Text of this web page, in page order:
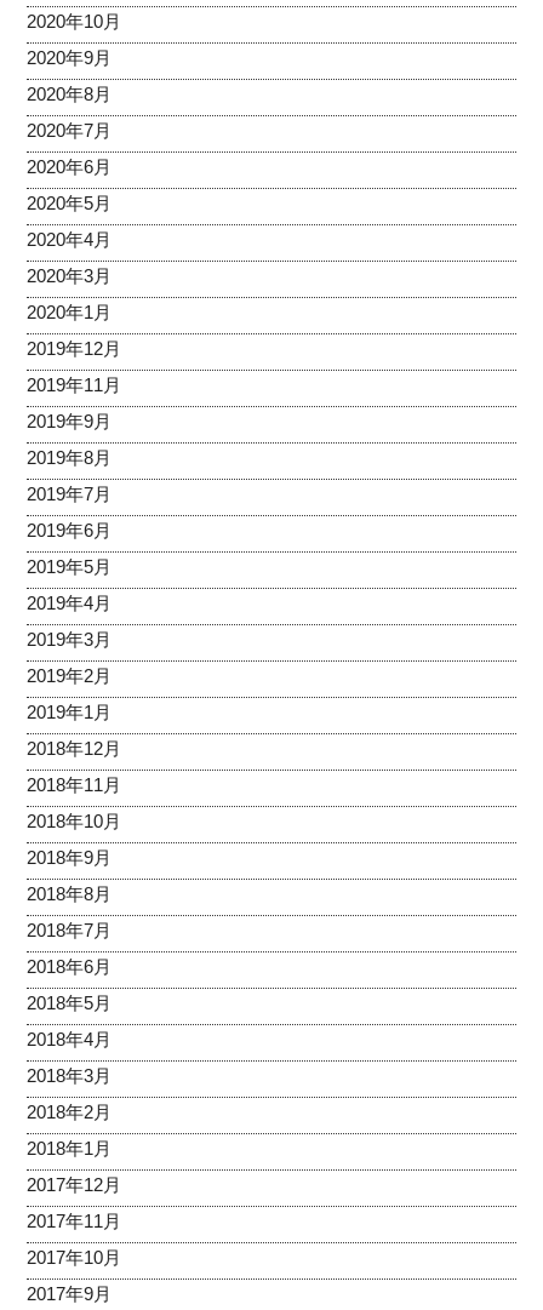
2020年10月
2020年9月
2020年8月
2020年7月
2020年6月
2020年5月
2020年4月
2020年3月
2020年1月
2019年12月
2019年11月
2019年9月
2019年8月
2019年7月
2019年6月
2019年5月
2019年4月
2019年3月
2019年2月
2019年1月
2018年12月
2018年11月
2018年10月
2018年9月
2018年8月
2018年7月
2018年6月
2018年5月
2018年4月
2018年3月
2018年2月
2018年1月
2017年12月
2017年11月
2017年10月
2017年9月